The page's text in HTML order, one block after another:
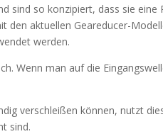
sind so konzipiert, dass sie
den aktuellen Geareducer-
werden.
Wenn man auf die
verschleißen können, nutzt
sind.